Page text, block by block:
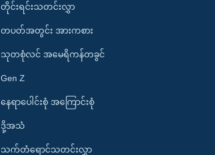
တိုင်းရင်းသတင်းလွှာ
တပတ်အတွင်း အားကစား
သုတစုံလင် အမေရိကန်တခွင်
Gen Z
နေရာပေါင်းစုံ အကြောင်းစုံ
ဒို့အသံ
သက်တံရောင်သတင်းလွှာ